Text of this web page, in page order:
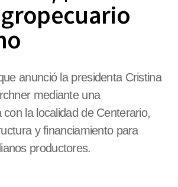
anunció la presidenta Cristina
mediante una
la localidad de Centerario,
y financiamiento para
productores.